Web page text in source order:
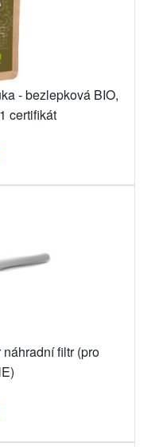
- bezlepková BIO,
certifikát
filtr (pro